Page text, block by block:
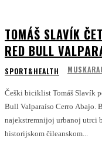
TOMÁŠ SLAVÍK
RED BULL
SPORT&HEALTH
Češki biciklist Tomáš Slavík
Bull Valparaíso Cerro Abajo.
najekstremnijoj urbanoj utrci
historijskom čileanskom...